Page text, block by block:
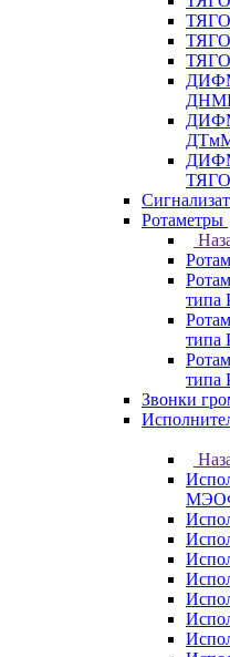
Ротаметры
типа
Звонки